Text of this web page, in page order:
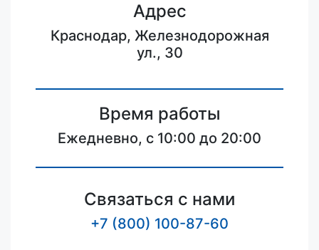
Адрес
Краснодар, Железнодорожная
ул., 30
Время работы
Ежедневно, с 10:00 до 20:00
Связаться с нами
+7 (800) 100-87-60